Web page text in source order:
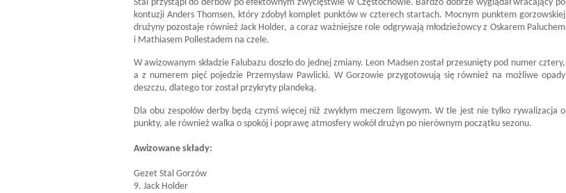
Stal przystąpi do derbów po efektownym zwycięstwie w Częstochowie. Bardzo dobrze wyglądał wracający po
kontuzji Anders Thomsen, który zdobył komplet punktów w czterech startach. Mocnym punktem gorzowskiej
drużyny pozostaje również Jack Holder, a coraz ważniejsze role odgrywają młodzieżowcy z Oskarem Paluchem
i Mathiasem Pollestadem na czele.
W awizowanym składzie Falubazu doszło do jednej zmiany. Leon Madsen został przesunięty pod numer cztery,
a z numerem pięć pojedzie Przemysław Pawlicki. W Gorzowie przygotowują się również na możliwe opady
deszczu, dlatego tor został przykryty plandeką.
Dla obu zespołów derby będą czymś więcej niż zwykłym meczem ligowym. W tle jest nie tylko rywalizacja o
punkty, ale również walka o spokój i poprawę atmosfery wokół drużyn po nierównym początku sezonu.
Awizowane składy:
Gezet Stal Gorzów
9. Jack Holder